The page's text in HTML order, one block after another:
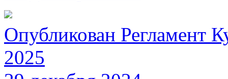
Опубликован Регламент
2025